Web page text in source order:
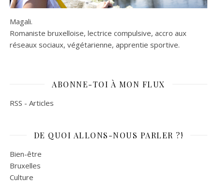
Magali.
Romaniste bruxelloise, lectrice compulsive, accro aux
réseaux sociaux, végétarienne, apprentie sportive.
ABONNE-TOI À MON FLUX
RSS - Articles
DE QUOI ALLONS-NOUS PARLER ?!
Bien-être
Bruxelles
Culture